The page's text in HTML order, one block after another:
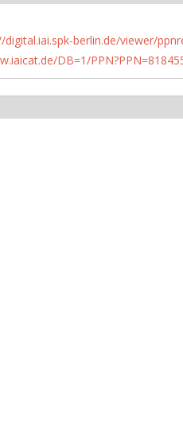
digital.iai.spk-berlin.de/viewer/
DB=1/